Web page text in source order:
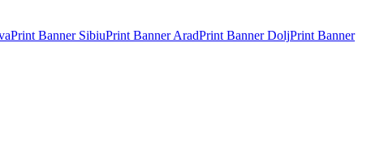
Print Banner SibiuPrint BannerAradPrint BannerDoljPrint Banner